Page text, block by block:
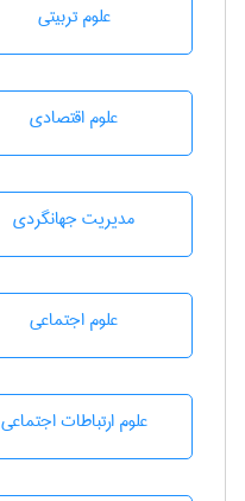
علوم تربيتی
علوم اقتصادی
مديريت جهانگردی
علوم اجتماعی
علوم ارتباطات اجتماعی